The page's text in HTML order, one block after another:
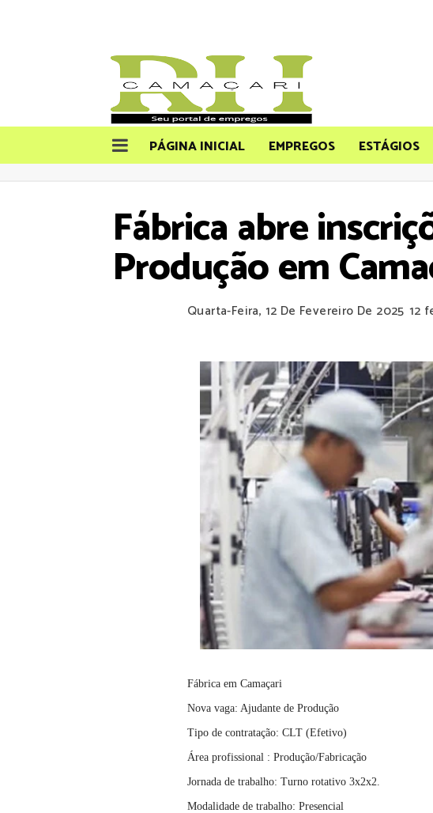
PÁGINA INICIAL EMPREGOS ESTÁGIOS
Fábrica abre
Produção em
Quarta-Feira, 12 De Fevereiro De 2025 12
Fábrica em Camaçari
Nova vaga: Ajudante de Produção
Tipo de contratação: CLT (Efetivo)
Área profissional : Produção/Fabricação
Jornada de trabalho: Turno rotativo 3x2x2.
Modalidade de trabalho: Presencial